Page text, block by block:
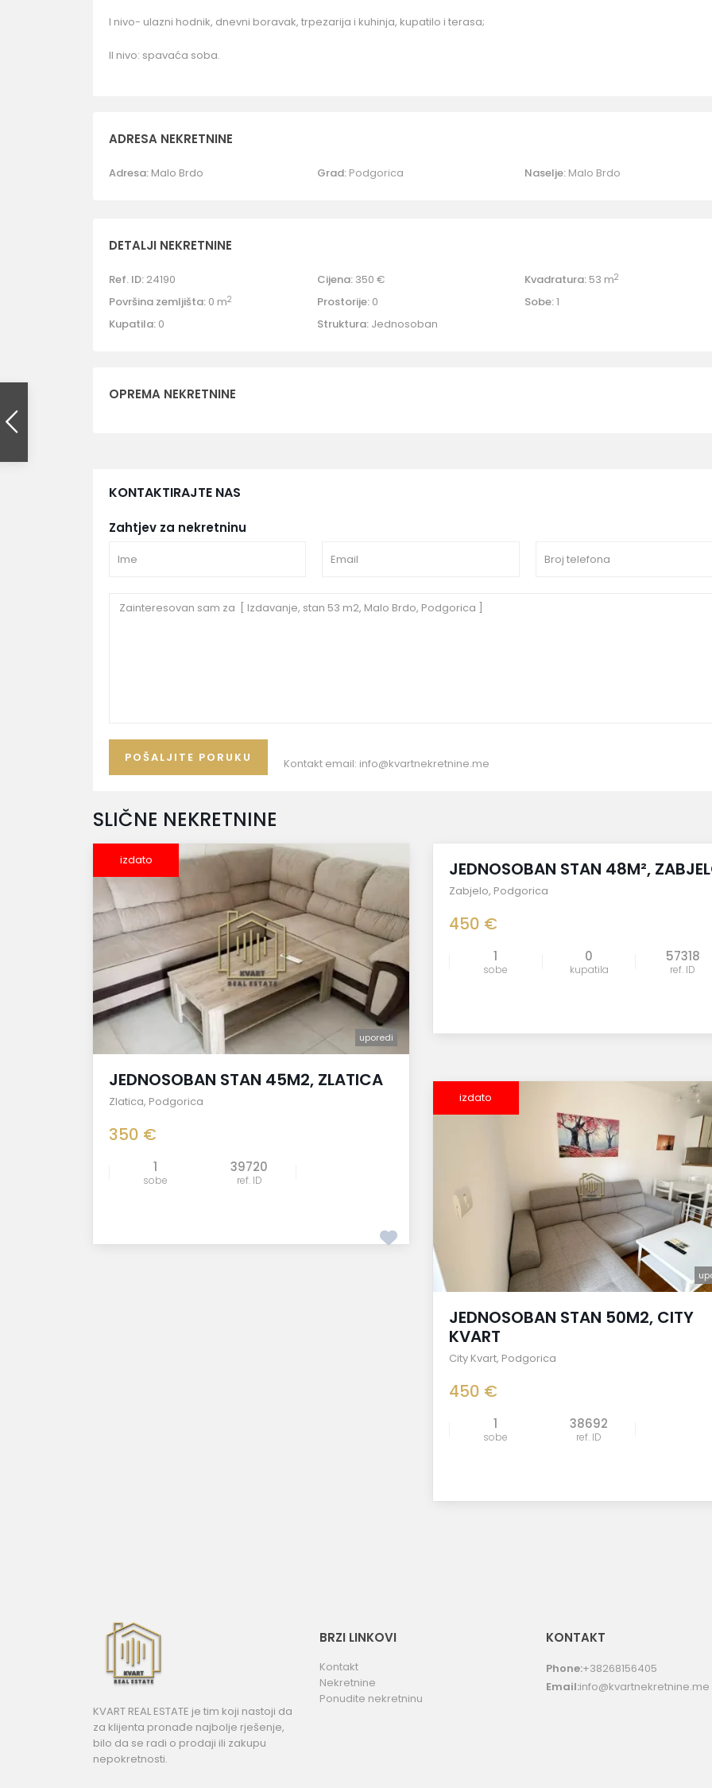
I nivo- ulazni hodnik, dnevni boravak, trpezarija i kuhinja, kupatilo i terasa;
II nivo: spavaća soba.
ADRESA NEKRETNINE
Adresa: Malo Brdo Grad: Podgorica Naselje: Malo Brdo
DETALJI NEKRETNINE
Ref. ID: 24190 Cijena: 350 € Kvadratura: 53 m2
Površina zemljišta: 0 m2 Prostorije:0 Sobe:1
Kupatila: 0 Struktura:Jednosoban
OPREMA NEKRETNINE
KONTAKTIRAJTE NAS
Zahtjev za nekretninu
Kontakt email: info@kvartnekretnine.me
SLIČNE NEKRETNINE
izdato
uporedi
JEDNOSOBAN STAN 45M2, ZLATICA
Zlatica, Podgorica
350 €
1
sobe
39720
ref. ID
izdato
uporedi
JEDNOSOBAN STAN 48M²,
Zabjelo, Podgorica
450 €
1
sobe
0
kupatila
57318
ref. ID
izdato
JEDNOSOBAN STAN 50M2, CITY
KVART
City Kvart, Podgorica
450 €
1
sobe
38692
ref. ID
KVART REAL ESTATE je tim koji nastoji da
za klijenta pronađe najbolje rješenje,
bilo da se radi o prodaji ili zakupu
nepokretnosti.
BRZI LINKOVI
Kontakt
Nekretnine
Ponudite nekretninu
KONTAKT
Phone:+38268156405
Email:info@kvartnekretnine.me